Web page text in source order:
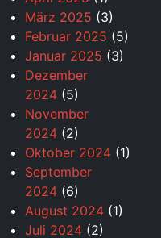
März 2025 (3)
Februar 2025 (5)
Januar 2025 (3)
Dezember
2024 (5)
November
2024 (2)
Oktober 2024 (1)
September
2024 (6)
August 2024 (1)
Juli 2024 (2)